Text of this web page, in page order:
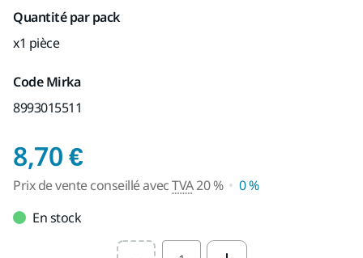
Quantité par pack
x1 pièce
Code Mirka
8993015511
8,70 €Prix de vente conseillé
Prix de vente conseillé avecTVA20 %
0 %
En stock